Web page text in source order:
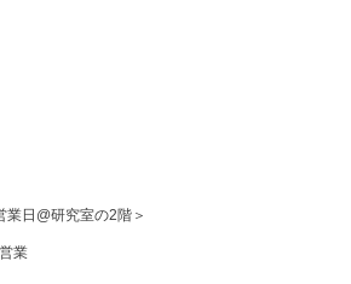
業日@研究室の2階＞
業